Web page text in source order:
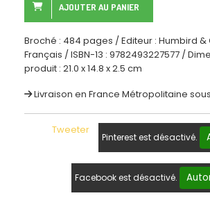
AJOUTER AU PANIER
Broché : 484 pages / Editeur : Humbird &
Français / ISBN-13 : 9782493227577 /
produit : 21.0 x 14.8 x 2.5 cm
Livraison en France Métropolitaine
Tweeter
Pinterest est désactivé.
Facebook est désactivé.